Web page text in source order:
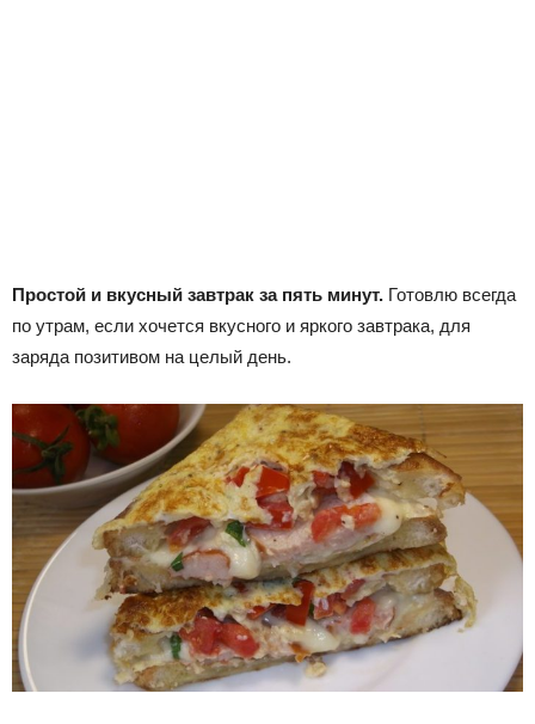
Простой и вкусный завтрак за пять минут. Готовлю всегда
по утрам, если хочется вкусного и яркого завтрака, для
заряда позитивом на целый день.